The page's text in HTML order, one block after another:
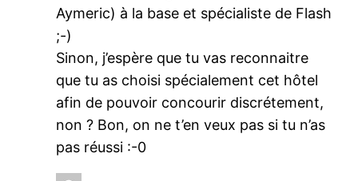
Aymeric) à la base et spécialiste de Flash
;-)
Sinon, j’espère que tu vas reconnaitre
que tu as choisi spécialement cet hôtel
afin de pouvoir concourir discrétement,
non ? Bon, on ne t’en veux pas si tu n’as
pas réussi :-0